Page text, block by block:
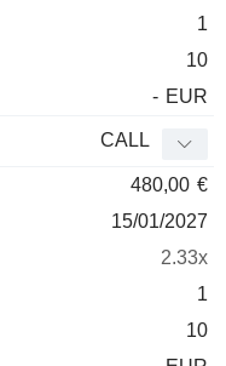
1
10
- EUR
CALL
480,00 €
15/01/2027
2.33x
1
10